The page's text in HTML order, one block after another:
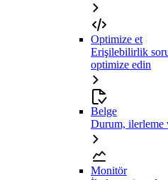
Optimize et
Erişilebilirlik
optimize edin
Belge
Durum, ilerleme
Monitör